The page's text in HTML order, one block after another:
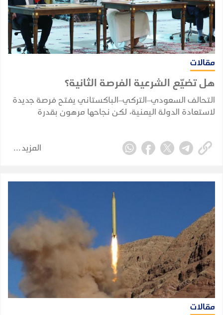
مقالات
هل تضيّع الشرعية الفرصة الثانية؟
التحالف السعودي–التركي–الباكستاني يفتح فرصة جديدة
لاستعادة الدولة اليمنية، لكن نجاحها مرهون بقدرة
المزيد
مقالات